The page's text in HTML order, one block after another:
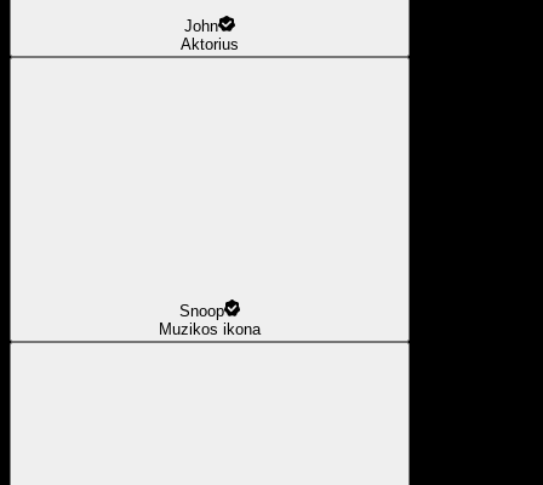
John
Aktorius
Snoop
Muzikos ikona